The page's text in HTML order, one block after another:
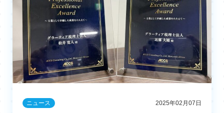
ニュース 2025年02月07日